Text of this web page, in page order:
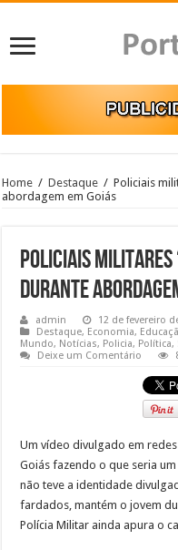
Home / Destaque / Policiais
abordagem em Goiás
Policiais militares
durante
admin
12 de fevereiro
Destaque, Economia,
Mundo, Notícias, Policia, Política,
Deixe um Comentário
Um vídeo divulgado em
Goiás fazendo o que seria
não teve a identidade
fardados, mantém o jovem
Polícia Militar ainda apura o